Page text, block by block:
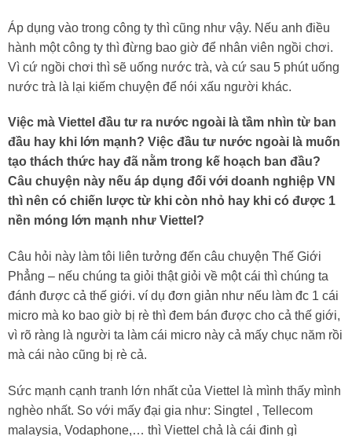
Áp dụng vào trong công ty thì cũng như vậy. Nếu anh điều
hành một công ty thì đừng bao giờ để nhân viên ngồi chơi.
Vì cứ ngồi chơi thì sẽ uống nước trà, và cứ sau 5 phút uống
nước trà là lại kiếm chuyện để nói xấu người khác.
Việc mà Viettel đầu tư ra nước ngoài là tầm nhìn từ ban
đầu hay khi lớn mạnh? Việc đầu tư nước ngoài là muốn
tạo thách thức hay đã nằm trong kế hoạch ban đầu?
Câu chuyện này nếu áp dụng đối với doanh nghiệp VN
thì nên có chiến lược từ khi còn nhỏ hay khi có được 1
nền móng lớn mạnh như Viettel?
Câu hỏi này làm tôi liên tưởng đến câu chuyện Thế Giới
Phẳng – nếu chúng ta giỏi thật giỏi về một cái thì chúng ta
đánh được cả thế giới. ví dụ đơn giản như nếu làm đc 1 cái
micro mà ko bao giờ bị rè thì đem bán được cho cả thế giới,
vì rõ ràng là người ta làm cái micro này cả mấy chục năm rồi
mà cái nào cũng bị rè cả.
Sức mạnh cạnh tranh lớn nhất của Viettel là mình thấy mình
nghèo nhất. So với mấy đại gia như: Singtel , Tellecom
malaysia, Vodaphone,… thì Viettel chả là cái đinh gì